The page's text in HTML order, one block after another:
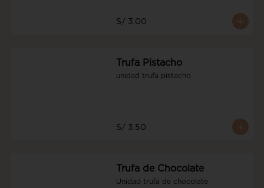
S/ 3.00
Trufa Pistacho
unidad trufa pistacho
S/ 3.50
Trufa de Chocolate
Unidad trufa de chocolate